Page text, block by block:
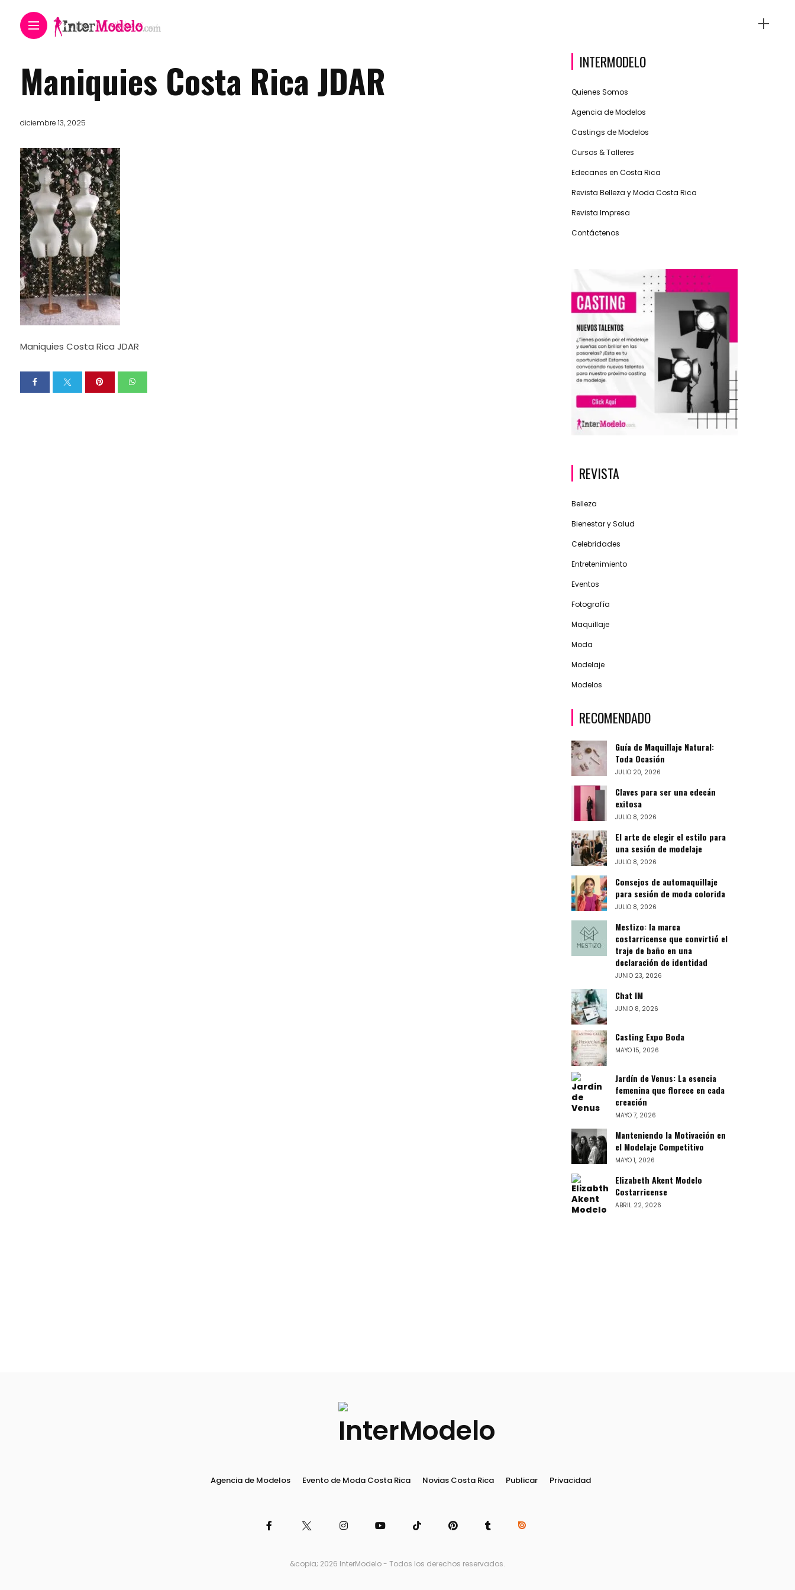
Maniquies Costa Rica JDAR
diciembre 13, 2025
Maniquies Costa Rica JDAR
INTERMODELO
Quienes Somos
Agencia de Modelos
Castings de Modelos
Cursos & Talleres
Edecanes en Costa Rica
Revista Belleza y Moda Costa Rica
Revista Impresa
Contáctenos
REVISTA
Belleza
Bienestar y Salud
Celebridades
Entretenimiento
Eventos
Fotografía
Maquillaje
Moda
Modelaje
Modelos
RECOMENDADO
Guía de Maquillaje Natural:
Toda Ocasión
JULIO 20, 2026
Claves para ser una edecán
exitosa
JULIO 8, 2026
El arte de elegir el estilo para
una sesión de modelaje
JULIO 8, 2026
Consejos de automaquillaje
para sesión de moda colorida
JULIO 8, 2026
Mestizo: la marca
costarricense que convirtió el
traje de baño en una
declaración de identidad
JUNIO 23, 2026
Chat IM
JUNIO 8, 2026
Casting Expo Boda
MAYO 15, 2026
Jardín de Venus: La esencia
femenina que florece en cada
creación
MAYO 7, 2026
Manteniendo la Motivación en
el Modelaje Competitivo
MAYO 1, 2026
Elizabeth Akent Modelo
Costarricense
ABRIL 22, 2026
Agencia de Modelos Evento de Moda Costa Rica Novias Costa Rica Publicar Privacidad
&copia; 2026 InterModelo - Todos los derechos reservados.